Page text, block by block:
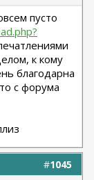
пусто
к кому
благодарна
с форума
#1045